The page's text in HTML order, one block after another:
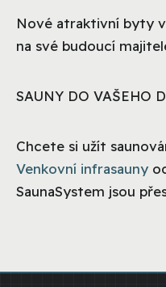
Nové atraktivní byty v
na své budoucí
SAUNY DO VAŠEHO
Chcete si užít
Venkovní infrasauny
SaunaSystem jsou